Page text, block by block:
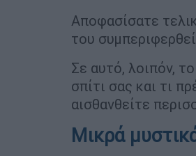
Αποφασίσατε
του
Σε αυτό, λοιπόν,
σπίτι σας και τι
αισθανθείτε
Μικρά